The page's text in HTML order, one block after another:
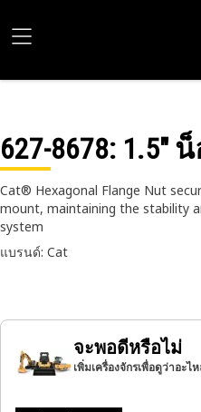
627-8678: 1.5"
Cat® Hexagonal Flange Nut
mount, maintaining the stability
system
แบรนด์: Cat
จะพอดีหรือไม่
เพิ่มเครื่องจักรเพื่อดูว่าอะ